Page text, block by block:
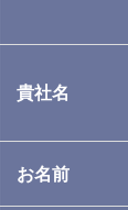
貴社名
お名前